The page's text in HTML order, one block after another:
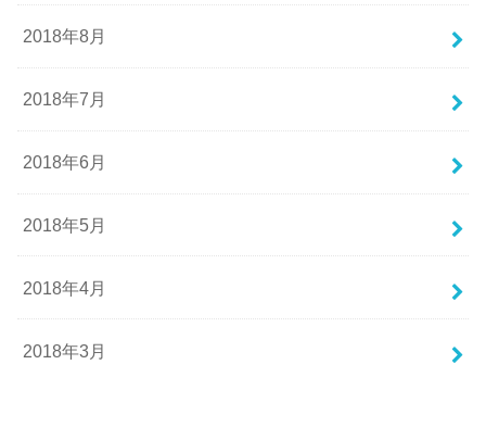
2018年8月
2018年7月
2018年6月
2018年5月
2018年4月
2018年3月